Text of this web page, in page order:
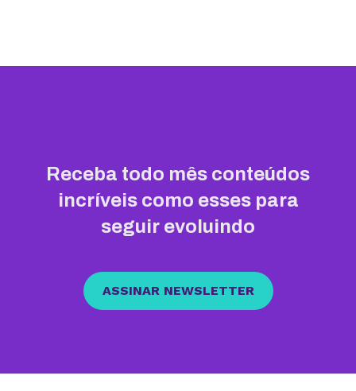
Receba todo mês conteúdos
incríveis como esses para
seguir evoluindo
ASSINAR NEWSLETTER